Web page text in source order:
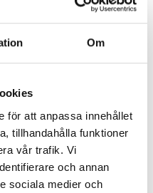
Om
för att anpassa innehållet
tillhandahålla funktioner
vår trafik. Vi
och annan
sociala medier och
0,8 (12 V), 1,0 (24 V) W
(Indicators)
8,4 (12 V), 8,9 (24 V) lm
(Brake light)
54,7 (12 V), 57,7 (24 V) lm
(Indicators)
-40 – +60 °C